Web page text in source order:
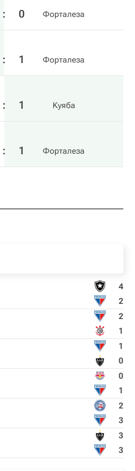
: 0 Форталеза
: 1 Форталеза
: 1 Kуяба
: 1 Форталеза
4
2
2
1
1
0
0
1
2
3
3
3